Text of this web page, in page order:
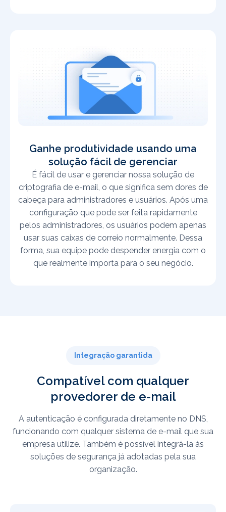
Ganhe produtividade usando uma
solução fácil de gerenciar
É fácil de usar e gerenciar nossa solução de
criptografia de e-mail, o que significa sem dores de
cabeça para administradores e usuários. Após uma
configuração que pode ser feita rapidamente
pelos administradores, os usuários podem apenas
usar suas caixas de correio normalmente. Dessa
forma, sua equipe pode despender energia com o
que realmente importa para o seu negócio.
Integração garantida
Compatível com qualquer
provedorer de e-mail
A autenticação é configurada diretamente no DNS,
funcionando com qualquer sistema de e-mail que sua
empresa utilize. Também é possível integrá-la às
soluções de segurança já adotadas pela sua
organização.